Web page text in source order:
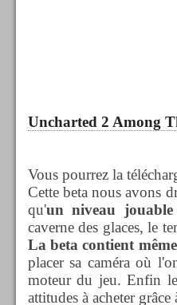
Uncharted 2 Among
Vous pourrez la
Cette beta nous avons
qu'un niveau
caverne des glaces, le
La beta contient
placer sa caméra où
moteur du jeu. Enfin
attitudes à acheter